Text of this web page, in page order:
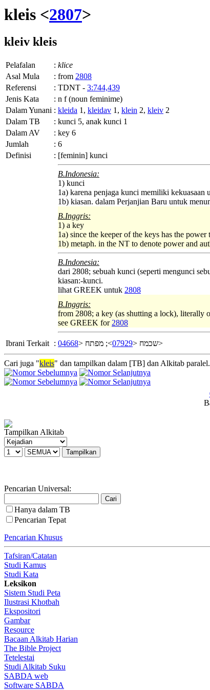
kleis <2807>
kleiv kleis
Pelafalan : klice
Asal Mula
: from 2808
Referensi
: TDNT - 3:744,439
Jenis Kata
: n f (noun feminime)
Dalam Yunani : kleida 1, kleidav 1, klein 2, kleiv 2
Dalam TB
: kunci 5, anak kunci 1
Dalam AV
: key 6
Jumlah
: 6
Definisi
: [feminin] kunci
B.Indonesia:
1) kunci
1a) karena penjaga kunci memiliki kekuasaan
1b) kiasan. dalam Perjanjian Baru untuk
B.Inggris:
1) a key
1a) since the keeper of the keys has the power
1b) metaph. in the NT to denote power and
B.Indonesia:
dari 2808; sebuah kunci (seperti mengunci
kiasan:-kunci.
lihat GREEK untuk 2808
B.Inggris:
from 2808; a key (as shutting a lock), literally
see GREEK for 2808
Ibrani Terkait : שכמח <07929>; מפתח <04668 >
Cari juga "kleis" dan tampilkan dalam [TB] dan Alkitab paralel.
Tampilkan Alkitab
Pencarian Universal:
Hanya dalam TB
Pencarian Tepat
Pencarian Khusus
Tafsiran/Catatan
Studi Kamus
Studi Kata
Leksikon
Sistem Studi Peta
Ilustrasi Khotbah
Ekspositori
Gambar
Resource
Bacaan Alkitab Harian
The Bible Project
Tetelestai
Studi Alkitab Suku
SABDA web
Software SABDA